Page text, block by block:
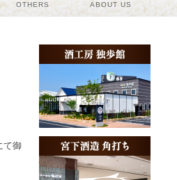
て御
OTHERS ABOUT US